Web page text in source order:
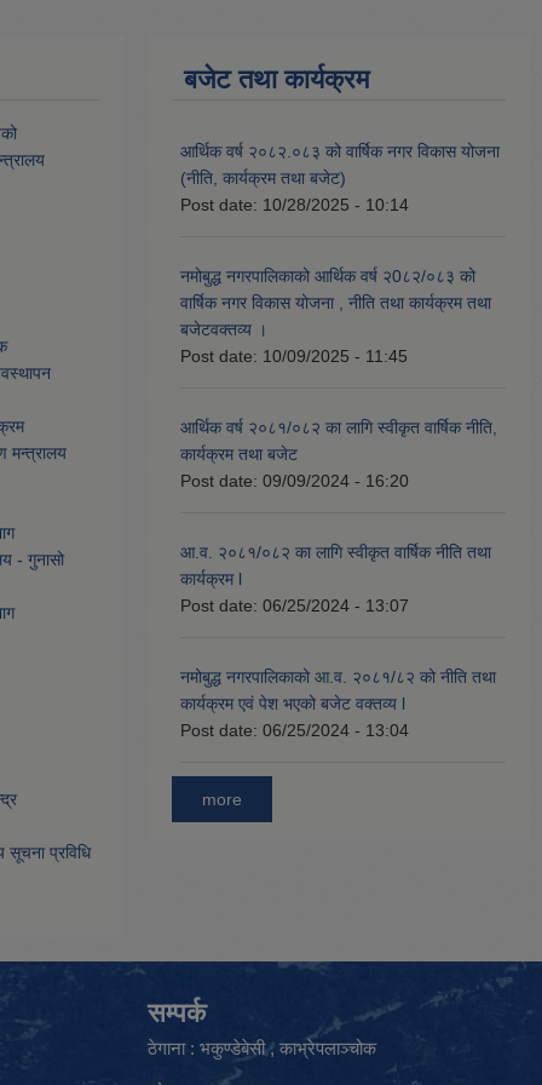
मन्त्रालय
- गुनासो
सूचना प्रविधि
बजेट तथा कार्यक्रम
आर्थिक वर्ष २०८२.०८३ को वार्षिक नगर विकास योजना
(नीति, कार्यक्रम तथा बजेट)
Post date: 10/28/2025 - 10:14
नमोबुद्ध नगरपालिकाको आर्थिक वर्ष २0८२/०८३ को
वार्षिक नगर विकास योजना , नीति तथा कार्यक्रम तथा
बजेटवक्तव्य ।
Post date: 10/09/2025 - 11:45
आर्थिक वर्ष २०८१/०८२ का लागि स्वीकृत वार्षिक नीति,
कार्यक्रम तथा बजेट
Post date: 09/09/2024 - 16:20
आ.व. २०८१/०८२ का लागि स्वीकृत वार्षिक नीति तथा
कार्यक्रम l
Post date: 06/25/2024 - 13:07
नमोबुद्ध नगरपालिकाको आ‍.व. २०८१/८२ को नीति तथा
कार्यक्रम एवं पेश भएको बजेट वक्तव्य l
Post date: 06/25/2024 - 13:04
more
सम्पर्क
ठेगाना : भकुण्डेबेसी , काभ्रेपलाञ्चोक